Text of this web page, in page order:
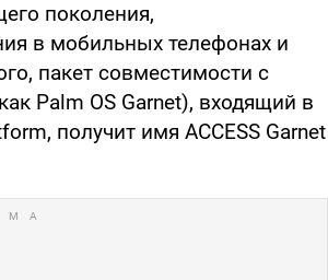
поколения,
в мобильных телефонах и
пакет совместимости с
Palm OS Garnet), входящий в
получит имя ACCESS Garnet